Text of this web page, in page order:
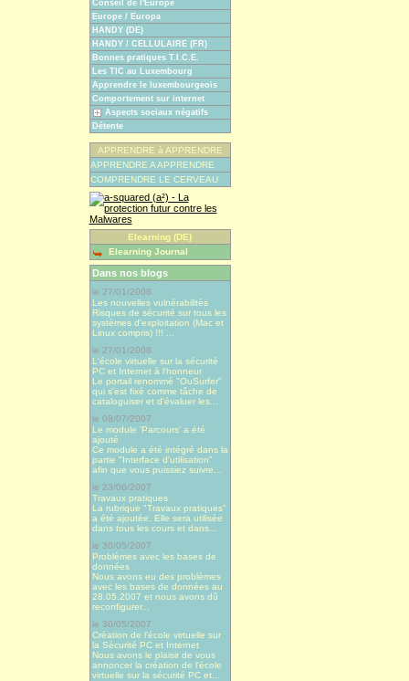
Conseil de l'Europe
Europe / Europa
HANDY (DE)
HANDY / CELLULAIRE (FR)
Bonnes pratiques T.I.C.E.
Les TIC au Luxembourg
Apprendre le luxembourgeois
Comportement sur internet
Aspects sociaux négatifs
Détente
APPRENDRE à APPRENDRE
APPRENDRE A APPRENDRE
COMPRENDRE LE CERVEAU
Elearning (DE)
Elearning Journal
Dans nos blogs
le 27/01/2008
Les nouvelles vulnérabilités
Risques de sécurité sur tous les
systèmes d'exploitation (Mac et
Linux compris) !!! ...
le 27/01/2008
L'école virtuelle sur la sécurité
PC et Internet à l'honneur
Le portail renommé "OuSurfer"
qui s'est fixé comme tâche de
cataloguiser et d'évaluer les...
le 08/07/2007
Le module 'Parcours' a été
ajouté
Ce module a été intégré dans la
partie "Interface d'utilisation"
afin que vous puissiez suivre...
le 23/06/2007
Travaux pratiques
La rubrique "Travaux pratiques"
a été ajoutée. Elle sera utilisée
dans tous les cours et dans...
le 30/05/2007
Problèmes avec les bases de
données
Nous avons eu des problèmes
avec les bases de données au
28.05.2007 et nous avons dû
reconfigurer...
le 30/05/2007
Création de l'école virtuelle sur
la Sécurité PC et Internet
Nous avons le plaisir de vous
annoncer la création de l'école
virtuelle sur la sécurité PC et...